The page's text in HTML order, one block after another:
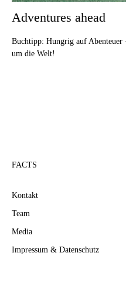
Adventures ahead
Buchtipp: Hungrig auf
um die Welt!
FACTS
Kontakt
Team
Media
Impressum & Datenschutz